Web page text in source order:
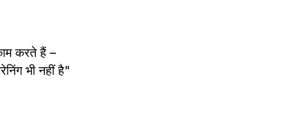
करते हैं –
भी नहीं है"